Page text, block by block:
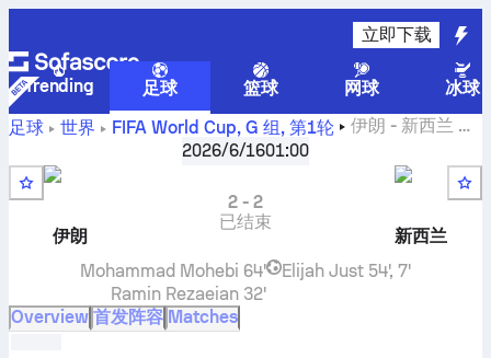
立即下载
Trending 足球 篮球 网球
冰球
足球
世界 FIFA World Cup, G 组, 第1轮 伊朗 - 新西兰 比
分直播和交战记录和排名和预测
2026/6/1601:00
伊朗
2-2
已结束
新西兰
Mohammad Mohebi 64'
Ramin Rezaeian 32'
Elijah Just 54', 7'
Overview 首发阵容 Matches